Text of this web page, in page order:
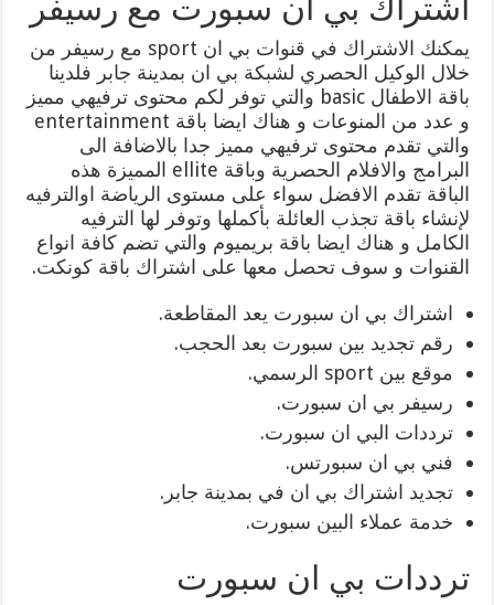
اشتراك بي ان سبورت مع رسيفر
يمكنك الاشتراك في قنوات بي ان sport مع رسيفر من
خلال الوكيل الحصري لشبكة بي ان بمدينة جابر فلدينا
باقة الاطفال basic والتي توفر لكم محتوى ترفيهي مميز
و عدد من المنوعات و هناك ايضا باقة entertainment
والتي تقدم محتوى ترفيهي مميز جدا بالاضافة الى
البرامج والافلام الحصرية وباقة ellite المميزة هذه
الباقة تقدم الافضل سواء على مستوى الرياضة اوالترفيه
لإنشاء باقة تجذب العائلة بأكملها وتوفر لها الترفيه
الكامل و هناك ايضا باقة بريميوم والتي تضم كافة انواع
القنوات و سوف تحصل معها على اشتراك باقة كونكت.
اشتراك بي ان سبورت يعد المقاطعة.
رقم تجديد بين سبورت بعد الحجب.
موقع بين sport الرسمي.
رسيفر بي ان سبورت.
ترددات البي ان سبورت.
فني بي ان سبورتس.
تجديد اشتراك بي ان في بمدينة جابر.
خدمة عملاء البين سبورت.
ترددات بي ان سبورت